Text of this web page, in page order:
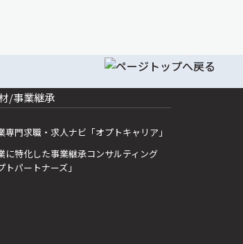
/事業継承
専門求職・求人ナビ「オプトキャリア」
に特化した事業継承コンサルティング
トパートナーズ」